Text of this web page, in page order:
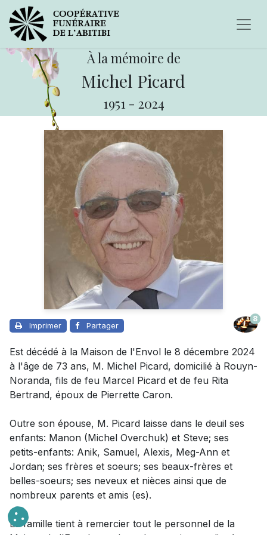
À la mémoire de
Michel Picard
1951 - 2024
Imprimer Partager
8
Est décédé à la Maison de l'Envol le 8 décembre 2024
à l'âge de 73 ans, M. Michel Picard, domicilié à Rouyn-
Noranda, fils de feu Marcel Picard et de feu Rita
Bertrand, époux de Pierrette Caron.
Outre son épouse, M. Picard laisse dans le deuil ses
enfants: Manon (Michel Overchuk) et Steve; ses
petits-enfants: Anik, Samuel, Alexis, Meg-Ann et
Jordan; ses frères et soeurs; ses beaux-frères et
belles-soeurs; ses neveux et nièces ainsi que de
nombreux parents et amis (es).
La famille tient à remercier tout le personnel de la